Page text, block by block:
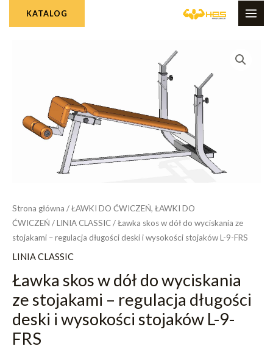
KATALOG
Strona główna /ŁAWKI DO ĆWICZEŃ, ŁAWKI DO
ĆWICZEŃ /LINIA CLASSIC/ Ławka skos w dół do wyciskania ze
stojakami – regulacja długości deski i wysokości stojaków L-9-FRS
LINIA CLASSIC
Ławka skos w dół do wyciskania
ze stojakami – regulacja długości
deski i wysokości stojaków L-9-
FRS